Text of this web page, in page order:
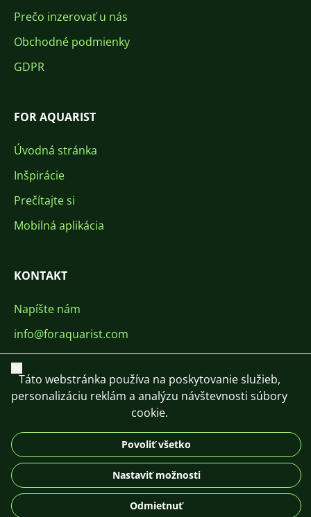
Prečo inzerovať u nás
Obchodné podmienky
GDPR
FOR AQUARIST
Úvodná stránka
Inšpirácie
Prečítajte si
Mobilná aplikácia
KONTAKT
Napíšte nám
info@foraquarist.com
+420 603 449 602
CS SK EN PL DE
© 2026 For Aquarist
Zavrieť
Táto webstránka používa na poskytovanie služieb,
personalizáciu reklám a analýzu návštevnosti súbory
cookie.
Povoliť všetko
Nastaviť možnosti
Odmietnuť